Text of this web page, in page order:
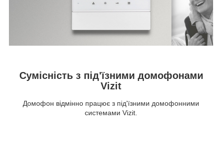
Сумісність з під'їзними домофонами
Vizit
Домофон відмінно працює з під'їзними домофонними
системами Vizit.